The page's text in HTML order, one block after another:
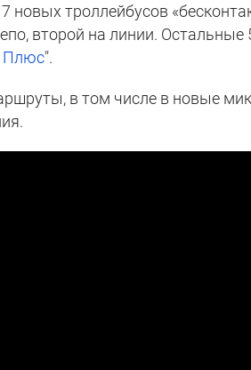
новых троллейбусов
второй на линии.
Плюс".
в том числе в новые